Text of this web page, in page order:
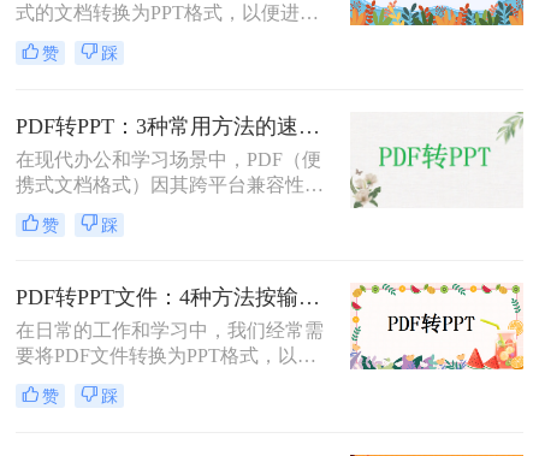
式的文档转换为PPT格式，以便进行
演示和讲解。然而，一些专业的PDF
转PPT软件可能需要付费购买。那么
介绍三种不需要花钱就能将PDF转换
成PPT的方法。
赞 踩
PDF转PPT：3种常用方法的速度对比和适用文件类型！
在现代办公和学习场景中，PDF（便
携式文档格式）因其跨平台兼容性和
内容稳定性而广泛使用。然而，在某
些情况下，我们可能需要将PDF文件
以便于编辑、演示或分享。那么PDF
如何转ppt呢？本文将详细介绍几种常
用的PDF转PPT的方法。
赞 踩
PDF转PPT文件：4种方法按输出格式（pptx/ppt）和页数选择!
在日常的工作和学习中，我们经常需
要将PDF文件转换为PPT格式，以便
进行演示或编辑。那么如何将pdf转换
成ppt文件呢？本文将介绍四种常用的
赞 踩